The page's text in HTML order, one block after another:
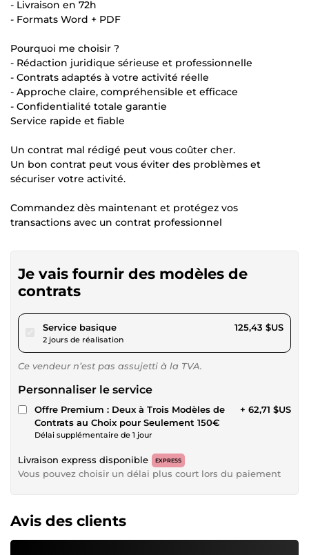
- Livraison en 72h
- Formats Word + PDF
Pourquoi me choisir ?
- Rédaction juridique sérieuse et professionnelle
- Contrats adaptés à votre activité réelle
- Approche claire, compréhensible et efficace
- Confidentialité totale garantie
Service rapide et fiable
Un contrat mal rédigé peut vous coûter cher.
Un bon contrat peut vous éviter des problèmes et
sécuriser votre activité.
Commandez dès maintenant et protégez vos
transactions avec un contrat professionnel
Je vais fournir des modèles de
contrats
Service basiquepour 115,60 $US
2 jours de réalisation
125,43 $US
Ce vendeur n’est pas assujetti à la TVA.
Personnaliser le service
Offre Premium : Deux à Trois Modèles de
Contrats au Choix pour Seulement 150€
Délai supplémentaire de 1 jour
+ 62,71 $US
Livraison express disponible EXPRESS
Vous pouvez choisir un délai plus court lors du paiement
Avis des clients